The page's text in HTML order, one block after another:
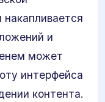
и
может
интерфейса
контента.